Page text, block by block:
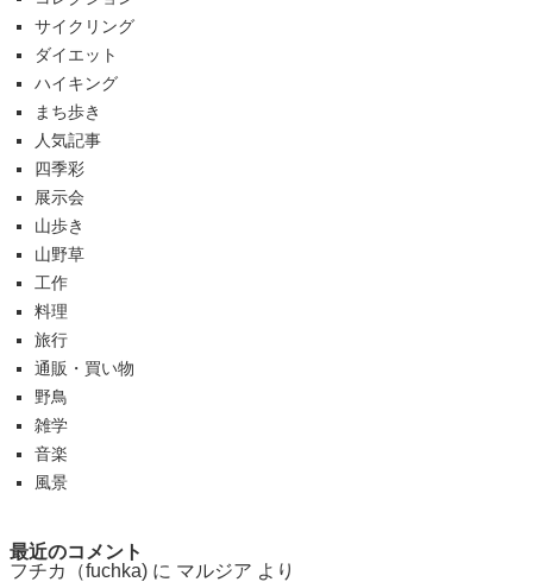
サイクリング
ダイエット
ハイキング
まち歩き
人気記事
四季彩
展示会
山歩き
山野草
工作
料理
旅行
通販・買い物
野鳥
雑学
音楽
風景
最近のコメント
フチカ（fuchka) に マルジア より